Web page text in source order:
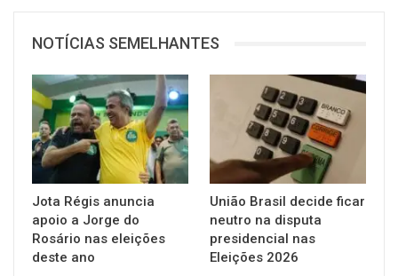
NOTÍCIAS SEMELHANTES
Jota Régis anuncia
apoio a Jorge do
Rosário nas eleições
deste ano
União Brasil decide ficar
neutro na disputa
presidencial nas
Eleições 2026